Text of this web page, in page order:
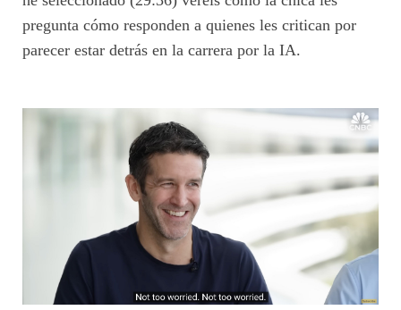
pregunta cómo responden a quienes les critican por
parecer estar detrás en la carrera por la IA.